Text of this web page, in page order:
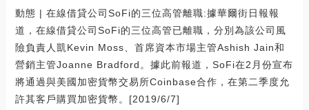
動態 | 在線借貸公司SoFi的三位高管離職:據華爾街日報報
道，在線借貸公司SoFi的三位高管已離職，分別為該公司風
險負責人凱Kevin Moss、首席資本市場主管Ashish Jain和
營銷主管Joanne Bradford。據此前報道，SoFi在2月份宣布
將通過與美國加密貨幣交易所Coinbase合作，在第二季度允
許其客戶購買加密貨幣。[2019/6/7]